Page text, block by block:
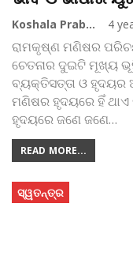
Koshala Prabaha 4
ରାମକୃଷ୍ଣମଣିଷର
ଚେତନାର ଦୁଇଟି ମୂଖ୍ୟ
ବ୍ୟକ୍ତିସତ୍ତା ଓ ହୃଦୟର
ମଣିଷର ହୃଦୟରେ ହିଁ ଥାଏ
ହୃଦୟରେ ଜଣେ ଜଣେ…
READ MORE...
ସ୍ୱତନ୍ତ୍ର